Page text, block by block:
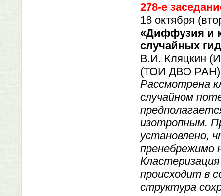
278-е
18 октября
«Диффузия и
случайных
В.И. Кляцкин
(ТОИ ДВО РАН)
Рассмотрена
случайном
изотропным.
установлено,
пренебрежимо
происходит в
структура